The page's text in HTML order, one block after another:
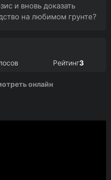
и вновь доказать
на любимом грунте?
Рейтинг3
онлайн